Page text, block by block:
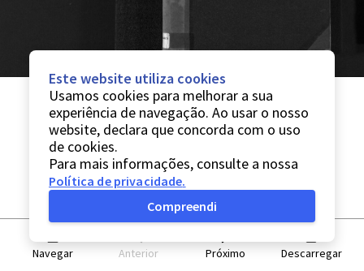
Navegar Anterior Próximo Descarregar
Este website utiliza cookies
Usamos cookies para melhorar a sua
experiência de navegação. Ao usar o nosso
website, declara que concorda com o uso
de cookies.
Para mais informações, consulte a nossa
Política de privacidade.
Compreendi